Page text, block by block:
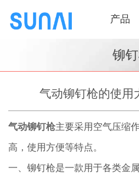
产品
铆
气动铆钉枪的使用
气动铆钉枪主要采用空气压缩
高，使用方便等特点。
一、铆钉枪是一款用于各类金